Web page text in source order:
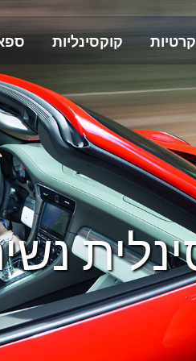
קוקסינליות